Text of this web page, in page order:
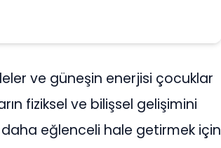
ve güneşin enerjisi çocuklar
fiziksel ve bilişsel gelişimini
eğlenceli hale getirmek için